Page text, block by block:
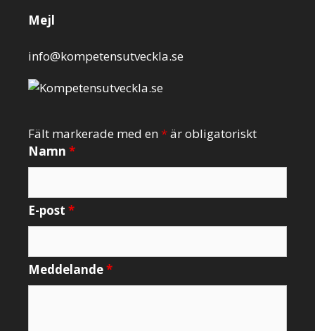
Mejl
info@kompetensutveckla.se
Fält markerade med en*är obligatoriskt
Namn *
E-post *
Meddelande*